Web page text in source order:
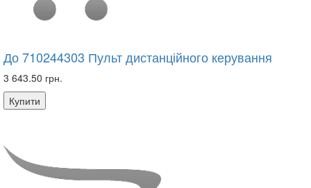
До 710244303 Пульт дистанційного керування
3 643.50 грн.
Купити